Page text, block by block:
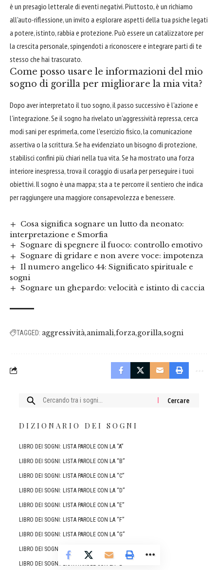
è un presagio letterale di eventi negativi. Piuttosto, è un richiamo
all'auto-riflessione, un invito a esplorare aspetti della tua psiche legati
a potere, istinto, rabbia e protezione. Può essere un catalizzatore per
la crescita personale, spingendoti a riconoscere e integrare parti di te
stesso che hai trascurato.
Come posso usare le informazioni del mio
sogno di gorilla per migliorare la mia vita?
Dopo aver interpretato il tuo sogno, il passo successivo è l'azione e
l'integrazione. Se il sogno ha rivelato un'aggressività repressa, cerca
modi sani per esprimerla, come l'esercizio fisico, la comunicazione
assertiva o la scrittura. Se ha evidenziato un bisogno di protezione,
stabilisci confini più chiari nella tua vita. Se ha mostrato una forza
interiore inespressa, trova il coraggio di usarla per perseguire i tuoi
obiettivi. Il sogno è una mappa; sta a te percorre il sentiero che indica
per raggiungere una maggiore consapevolezza e benessere.
Cosa significa sognare un lutto da neonato:
interpretazione e Smorfia
Sognare di spegnere il fuoco: controllo emotivo
Sognare di gridare e non avere voce: impotenza
Il numero angelico 44: Significato spirituale e
sogni
Sognare un ghepardo: velocità e istinto di caccia
TAGGED: aggressività animali forza gorilla sogni
Cercare:
DIZIONARIO DEI SOGNI
LIBRO DEI SOGNI: LISTA PAROLE CON LA “A”
LIBRO DEI SOGNI: LISTA PAROLE CON LA “B”
LIBRO DEI SOGNI: LISTA PAROLE CON LA “C”
LIBRO DEI SOGNI: LISTA PAROLE CON LA “D”
LIBRO DEI SOGNI: LISTA PAROLE CON LA “E”
LIBRO DEI SOGNI: LISTA PAROLE CON LA “F”
LIBRO DEI SOGNI: LISTA PAROLE CON LA “G”
LIBRO DEI SOGNI: LISTA PAROLE CON LA “I”
LIBRO DEI SOGNI: LISTA PAROLE CON LA “L”